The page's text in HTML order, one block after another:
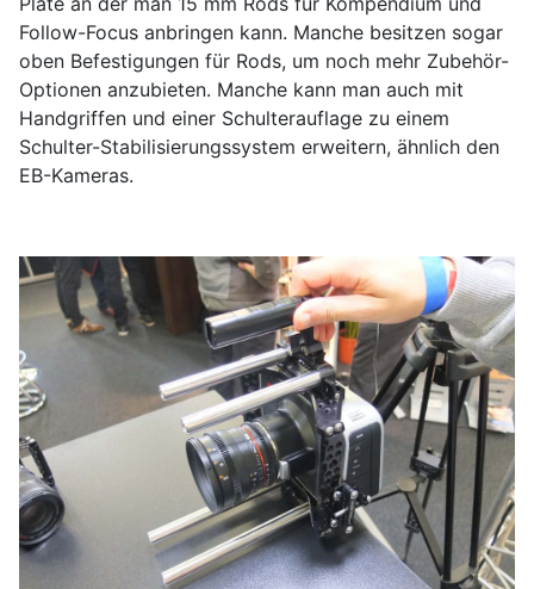
Follow-Focus anbringen kann. Manche besitzen sogar
oben Befestigungen für Rods, um noch mehr Zubehör-
Optionen anzubieten. Manche kann man auch mit
Handgriffen und einer Schulterauflage zu einem
Schulter-Stabilisierungssystem erweitern, ähnlich den
EB-Kameras.